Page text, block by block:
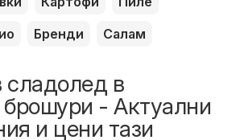
Бренди Салам
сладолед в
брошури - Актуални
и цени тази